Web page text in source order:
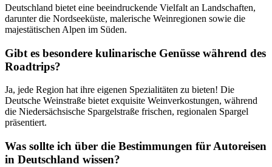
Deutschland bietet eine beeindruckende Vielfalt an Landschaften,
darunter die Nordseeküste, malerische Weinregionen sowie die
majestätischen Alpen im Süden.
Gibt es besondere kulinarische Genüsse während des
Roadtrips?
Ja, jede Region hat ihre eigenen Spezialitäten zu bieten! Die
Deutsche Weinstraße bietet exquisite Weinverkostungen, während
die Niedersächsische Spargelstraße frischen, regionalen Spargel
präsentiert.
Was sollte ich über die Bestimmungen für Autoreisen
in Deutschland wissen?